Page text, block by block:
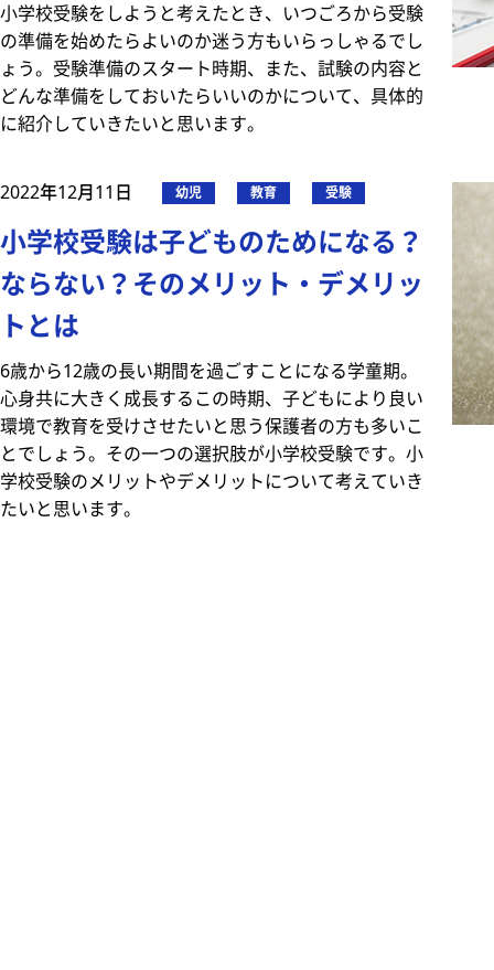
小学校受験をしようと考えたとき、いつごろから受験
の準備を始めたらよいのか迷う方もいらっしゃるでし
ょう。受験準備のスタート時期、また、試験の内容と
どんな準備をしておいたらいいのかについて、具体的
に紹介していきたいと思います。
2022年12月11日 幼児 教育 受験
小学校受験は子どものためになる？
ならない？そのメリット・デメリッ
トとは
6歳から12歳の長い期間を過ごすことになる学童期。
心身共に大きく成長するこの時期、子どもにより良い
環境で教育を受けさせたいと思う保護者の方も多いこ
とでしょう。その一つの選択肢が小学校受験です。小
学校受験のメリットやデメリットについて考えていき
たいと思います。